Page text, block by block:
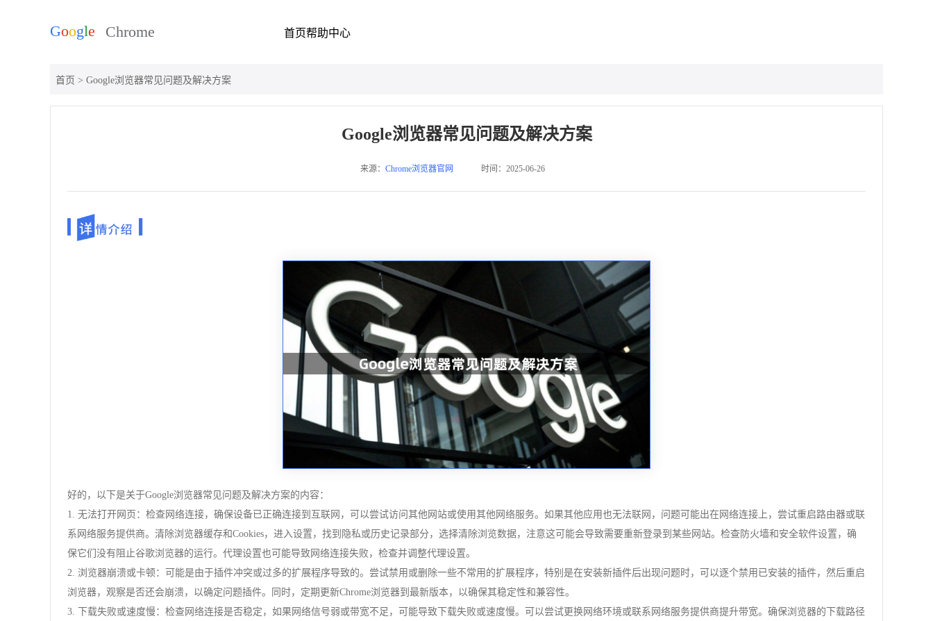
首页帮助中心
首页 > Google浏览器常见问题及解决方案
Google浏览器常见问题及解决方案
来源： Chrome浏览器官网 时间：2025-06-26
好的，以下是关于Google浏览器常见问题及解决方案的内容：
1. 无法打开网页：检查网络连接，确保设备已正确连接到互联网，可以尝试访问其他网站或使用其他网络服务。如果其他应用也无法联网，问题可能出在网络连接上，尝试重启路由器或联
系网络服务提供商。清除浏览器缓存和Cookies，进入设置，找到隐私或历史记录部分，选择清除浏览数据，注意这可能会导致需要重新登录到某些网站。检查防火墙和安全软件设置，确
保它们没有阻止谷歌浏览器的运行。代理设置也可能导致网络连接失败，检查并调整代理设置。
2. 浏览器崩溃或卡顿：可能是由于插件冲突或过多的扩展程序导致的。尝试禁用或删除一些不常用的扩展程序，特别是在安装新插件后出现问题时，可以逐个禁用已安装的插件，然后重启
浏览器，观察是否还会崩溃，以确定问题插件。同时，定期更新Chrome浏览器到最新版本，以确保其稳定性和兼容性。
3. 下载失败或速度慢：检查网络连接是否稳定，如果网络信号弱或带宽不足，可能导致下载失败或速度慢。可以尝试更换网络环境或联系网络服务提供商提升带宽。确保浏览器的下载路径